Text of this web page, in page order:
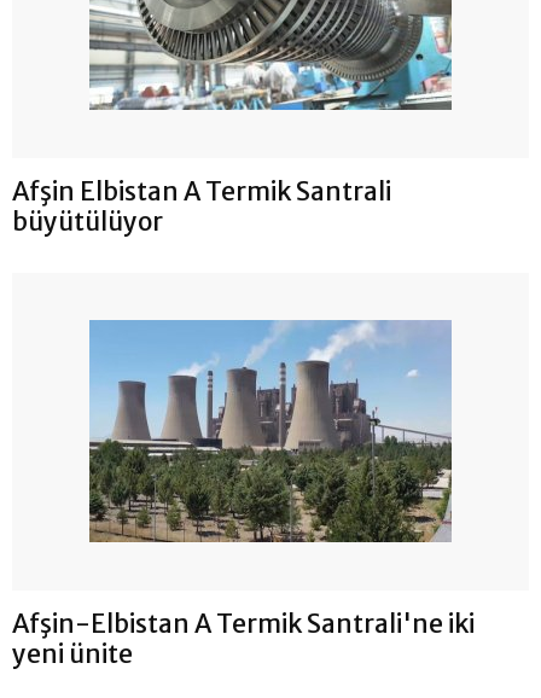
Afşin Elbistan A Termik Santrali
büyütülüyor
Afşin-Elbistan A Termik Santrali'ne iki
yeni ünite